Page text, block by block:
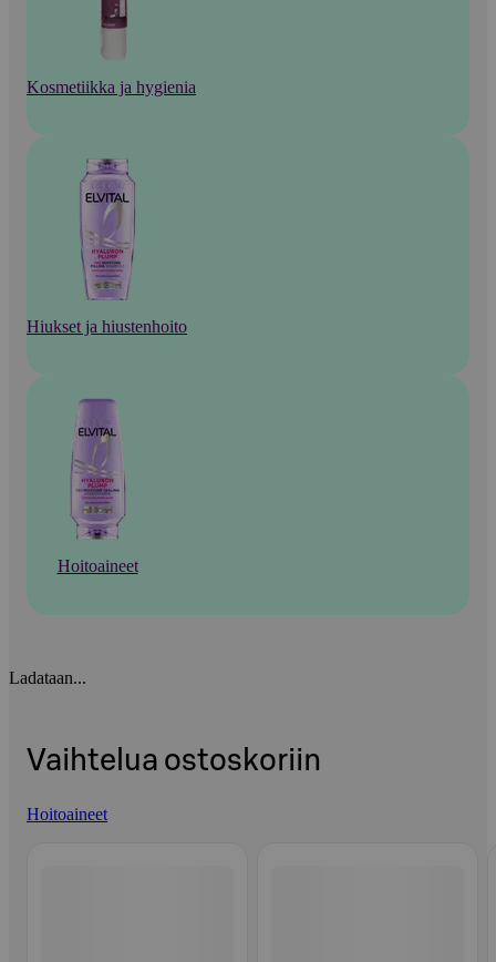
Kosmetiikka ja hygienia
Hiukset ja hiustenhoito
Hoitoaineet
Ladataan...
Vaihtelua ostoskoriin
Hoitoaineet